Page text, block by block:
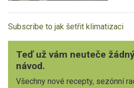
Subscribe to jak šetřit klimatizaci
Teď už vám neuteče
návod.
Všechny nové recepty, sezónní